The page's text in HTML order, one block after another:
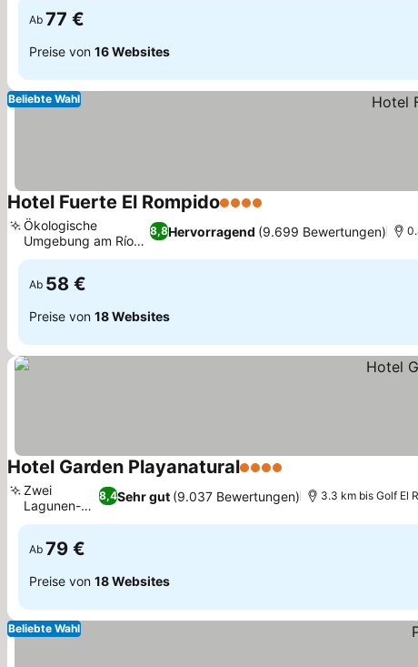
Ab 77 €
Preise von 16 Websites
Beliebte Wahl
Hotel Fuerte El Rompido4 Sterne
8,8Hervorragend (9.699 Bewertungen)
Ökologische
Umgebung am Río
Piedras
Ab 58 €
Preise von 18 Websites
Hotel Garden Playanatural4 Sterne
8,4Sehr gut (9.037 Bewertungen)
Zwei
Lagunen-
Pools
3.3 km bis Golf El
Ab 79 €
Preise von 18 Websites
Beliebte Wahl